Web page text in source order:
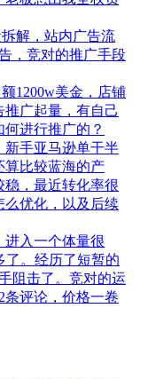
解，站内广告流
，竞对的推广手段
1200w美金，店铺
广起量，有自己
进行推广的？
新手亚马逊单干半
算比较蓝海的产
，最近转化率很
么优化，以及后续
进入一个体量很
了。经历了短暂的
阻击了。竞对的运
条评论，价格一卷